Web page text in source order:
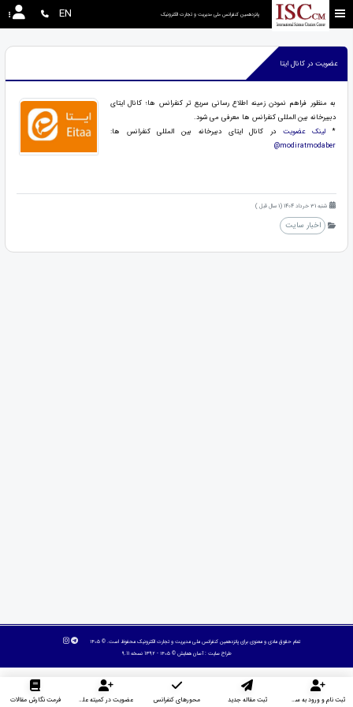
پانزدهمین کنفرانس ملی مدیریت و تجارت الکترونیک EN
عضویت در کانال ایتا
به منظور فراهم نمودن زمینه اطلاع رسانی سریع تر کنفرانس ها؛ کانال ایتای
دببیرخانه بین المللی کنفرانس ها معرفی می شود.
*لینک عضویت در کانال ایتای دبیرخانه بین المللی کنفرانس ها:
modiratmodaber@
شنبه 31 خرداد 1404 (1 سال قبل )
اخبار سایت
تمام حقوق مادی و معنوی برای پانزدهمین کنفرانس ملی مدیریت و تجارت الکترونیک محفوظ است. © ۱۴۰۵
طراح سایت :آسان همایش © ۱۴۰۵ - 1392 نسخه 9.11
ثبت نام و ورود به سایت ثبت مقاله جدید محورهای کنفرانس عضویت در کمیته علمی داوران فرمت نگارش مقالات